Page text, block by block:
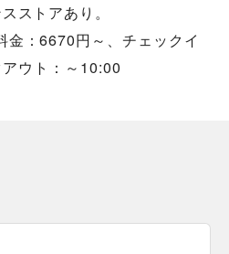
ストアあり。
金：6670円～、チェックイ
ウト：～10:00